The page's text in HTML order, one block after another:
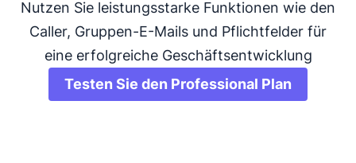
Nutzen Sie leistungsstarke Funktionen wie den
Caller, Gruppen-E-Mails und Pflichtfelder für
eine erfolgreiche Geschäftsentwicklung
Testen Sie den Professional Plan